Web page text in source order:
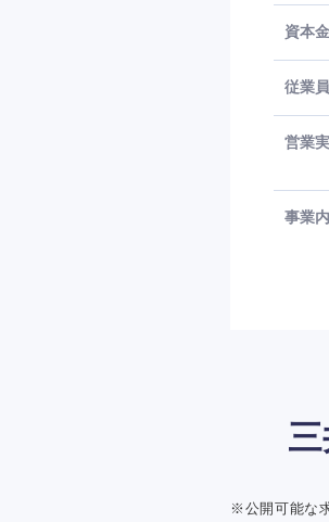
資本金
従業
営業
事業
※公開可能な